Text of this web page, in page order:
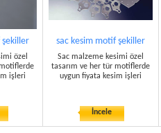
şekiller
özel
işleri
sac kesim motif şekiller
Sac malzeme kesimi özel
tasarım ve her tür motiflerde
uygun fiyata kesim işleri
İncele